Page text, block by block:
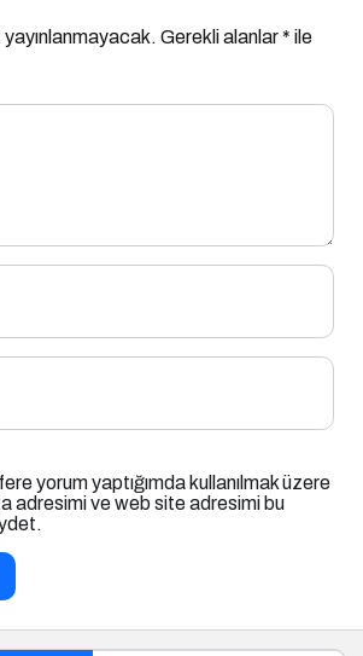
Gerekli alanlar* ile
yorum yaptığımda kullanılmak üzere
adresimi ve web site adresimi bu